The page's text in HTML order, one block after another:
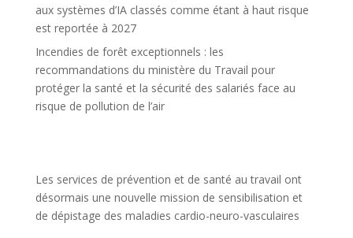
aux systèmes d’IA classés comme étant à haut risque
est reportée à 2027
Incendies de forêt exceptionnels : les
recommandations du ministère du Travail pour
protéger la santé et la sécurité des salariés face au
risque de pollution de l’air
Les services de prévention et de santé au travail ont
désormais une nouvelle mission de sensibilisation et
de dépistage des maladies cardio-neuro-vasculaires